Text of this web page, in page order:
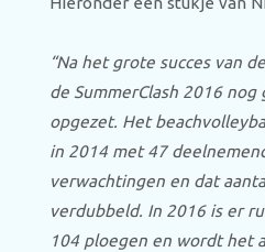
“Na het grote succes van
de SummerClash 2016
opgezet. Het
in 2014 met 47
verwachtingen en dat
verdubbeld. In 2016 is er
104 ploegen en wordt het